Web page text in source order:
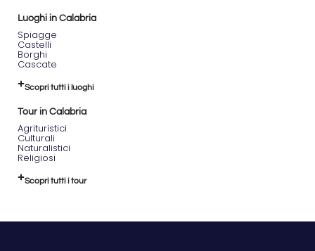
Luoghi in Calabria
Spiagge
Castelli
Borghi
Cascate
Scopri tutti i luoghi
Tour in Calabria
Agrituristici
Culturali
Naturalistici
Religiosi
Scopri tutti i tour